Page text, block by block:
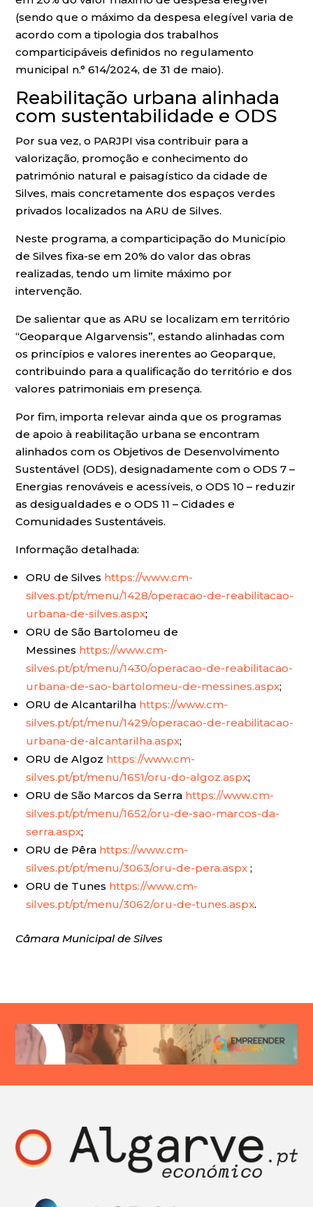
(sendo que o máximo da despesa elegível varia de
acordo com a tipologia dos trabalhos
comparticipáveis definidos no regulamento
municipal n.° 614/2024, de 31 de maio).
Reabilitação urbana alinhada
com sustentabilidade e ODS
Por sua vez, o PARJPI visa contribuir para a
valorização, promoção e conhecimento do
património natural e paisagístico da cidade de
Silves, mais concretamente dos espaços verdes
privados localizados na ARU de Silves.
Neste programa, a comparticipação do Município
de Silves fixa-se em 20% do valor das obras
realizadas, tendo um limite máximo por
intervenção.
De salientar que as ARU se localizam em território
“Geoparque Algarvensis”, estando alinhadas com
os princípios e valores inerentes ao Geoparque,
contribuindo para a qualificação do território e dos
valores patrimoniais em presença.
Por fim, importa relevar ainda que os programas
de apoio à reabilitação urbana se encontram
alinhados com os Objetivos de Desenvolvimento
Sustentável (ODS), designadamente com o ODS 7 –
Energias renováveis e acessíveis, o ODS 10 – reduzir
as desigualdades e o ODS 11 – Cidades e
Comunidades Sustentáveis.
Informação detalhada:
ORU de Silves https://www.cm-
silves.pt/pt/menu/1428/operacao-de-reabilitacao-
urbana-de-silves.aspx;
ORU de São Bartolomeu de
Messines https://www.cm-
silves.pt/pt/menu/1430/operacao-de-reabilitacao-
urbana-de-sao-bartolomeu-de-messines.aspx;
ORU de Alcantarilha https://www.cm-
silves.pt/pt/menu/1429/operacao-de-reabilitacao-
urbana-de-alcantarilha.aspx;
ORU de Algoz https://www.cm-
silves.pt/pt/menu/1651/oru-do-algoz.aspx;
ORU de São Marcos da Serra https://www.cm-
silves.pt/pt/menu/1652/oru-de-sao-marcos-da-
serra.aspx;
ORU de Pêra https://www.cm-
silves.pt/pt/menu/3063/oru-de-pera.aspx ;
ORU de Tunes https://www.cm-
silves.pt/pt/menu/3062/oru-de-tunes.aspx.
Câmara Municipal de Silves